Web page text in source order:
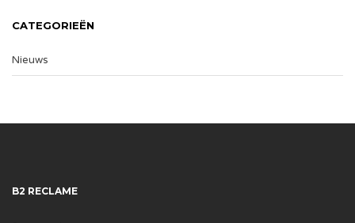
CATEGORIEËN
Nieuws
B2 RECLAME